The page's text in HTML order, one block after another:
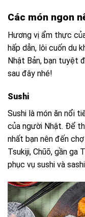
Các món ngon
Hương vị ẩm thực
hấp dẫn, lôi cuốn du
Nhật Bản, bạn tuyệt
sau đây nhé!
Sushi
Sushi là món ăn nổi
của người Nhật. Để
nhất bạn nên đến
Tsukiji, Chūō, gần ga
phục vụ sushi và